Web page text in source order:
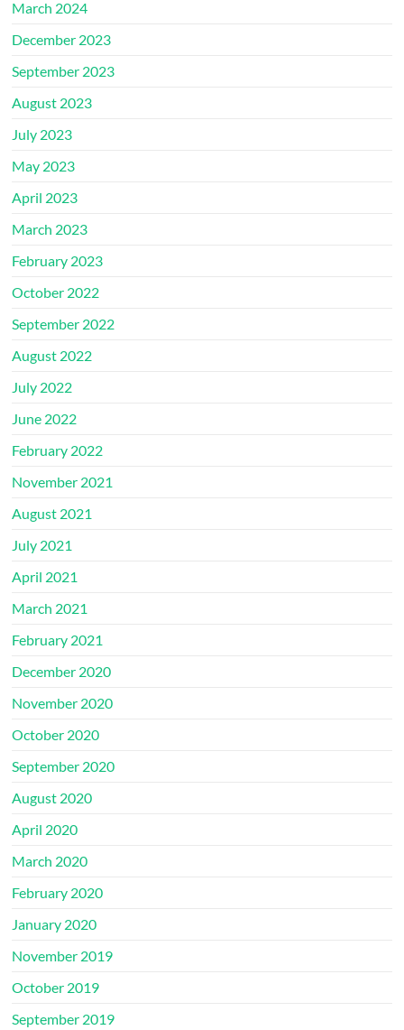
March 2024
December 2023
September 2023
August 2023
July 2023
May 2023
April 2023
March 2023
February 2023
October 2022
September 2022
August 2022
July 2022
June 2022
February 2022
November 2021
August 2021
July 2021
April 2021
March 2021
February 2021
December 2020
November 2020
October 2020
September 2020
August 2020
April 2020
March 2020
February 2020
January 2020
November 2019
October 2019
September 2019